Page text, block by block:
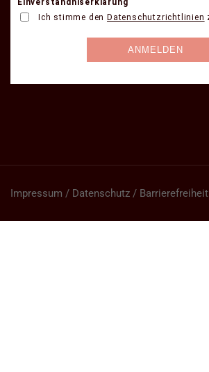
Impressum / Datenschutz / Barrierefreiheit